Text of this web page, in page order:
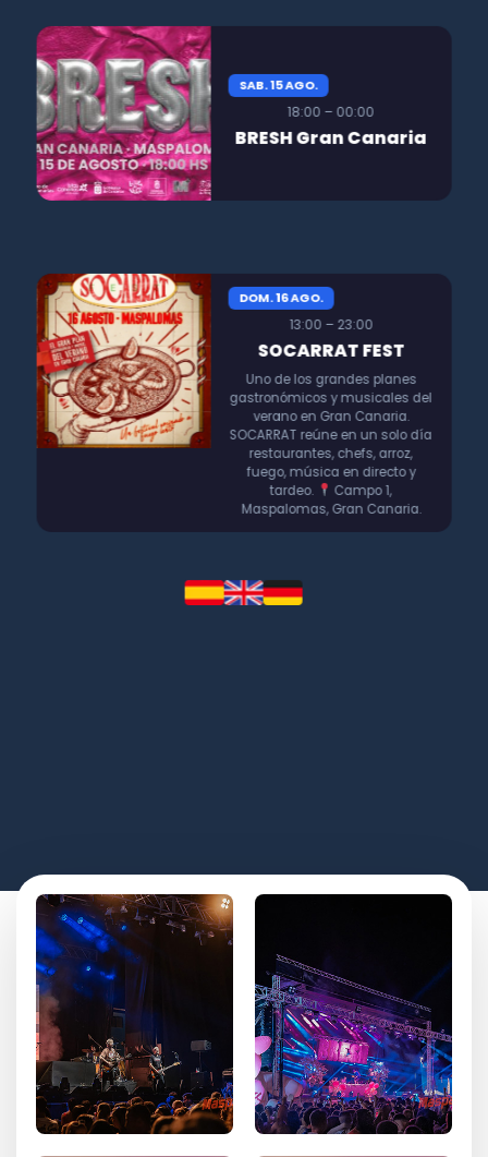
SAB. 15 AGO.
18:00 – 00:00
BRESH Gran Canaria
DOM. 16 AGO.
13:00 – 23:00
SOCARRAT FEST
Uno de los grandes planes
gastronómicos y musicales del
verano en Gran Canaria.
SOCARRAT reúne en un solo día
restaurantes, chefs, arroz,
fuego, música en directo y
tardeo.
Campo 1,
Maspalomas, Gran Canaria.